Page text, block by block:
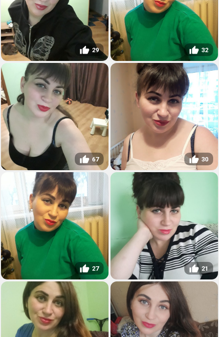
29 32
67 30
27 21